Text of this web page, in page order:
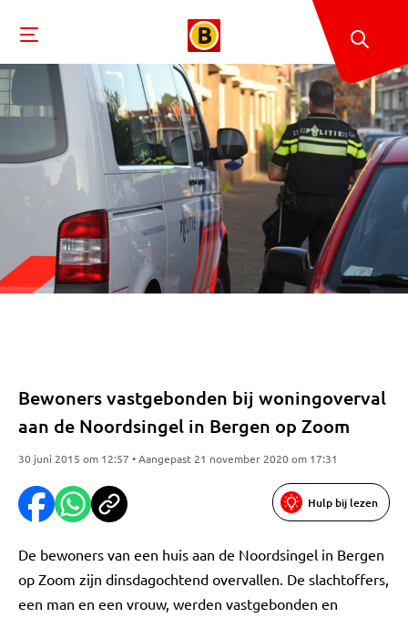
Bewoners vastgebonden bij woningoverval
aan de Noordsingel in Bergen op Zoom
30 juni 2015 om 12:57 • Aangepast 21 november 2020 om 17:31
Hulp bij lezen
De bewoners van een huis aan de Noordsingel in Bergen
op Zoom zijn dinsdagochtend overvallen. De slachtoffers,
een man en een vrouw, werden vastgebonden en